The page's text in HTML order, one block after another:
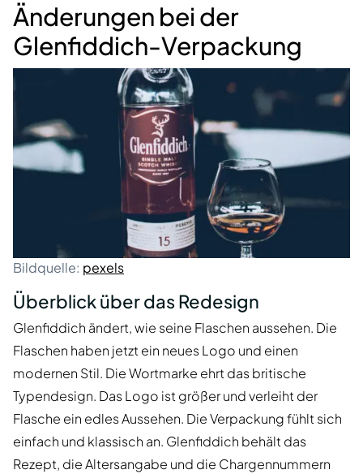
Änderungen bei der
Glenfiddich-Verpackung
Bildquelle: pexels
Überblick über das Redesign
Glenfiddich ändert, wie seine Flaschen aussehen. Die
Flaschen haben jetzt ein neues Logo und einen
modernen Stil. Die Wortmarke ehrt das britische
Typendesign. Das Logo ist größer und verleiht der
Flasche ein edles Aussehen. Die Verpackung fühlt sich
einfach und klassisch an. Glenfiddich behält das
Rezept, die Altersangabe und die Chargennummern